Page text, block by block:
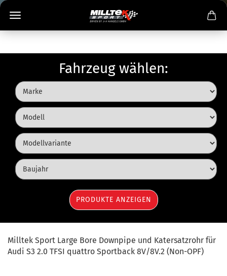
Fahrzeug wählen:
Milltek Sport Large Bore Downpipe und Katersatzrohr für
Audi S3 2.0 TFSI quattro Sportback 8V/8V.2 (Non-OPF)